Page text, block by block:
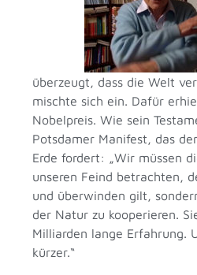
überzeugt, dass die Welt
mischte sich ein. Dafür
Nobelpreis. Wie sein
Potsdamer Manifest, das
Erde fordert: „Wir müssen
unseren Feind betrachten,
und überwinden gilt,
der Natur zu kooperieren.
Milliarden lange Erfahrung.
kürzer.“